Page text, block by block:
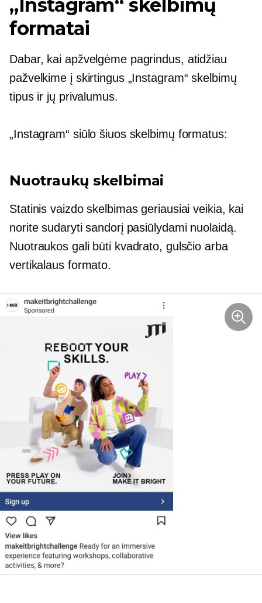
„Instagram“ skelbimų
formatai
Dabar, kai apžvelgėme pagrindus, atidžiau
pažvelkime į skirtingus „Instagram“ skelbimų
tipus ir jų privalumus.
„Instagram“ siūlo šiuos skelbimų formatus:
Nuotraukų skelbimai
Statinis vaizdo skelbimas geriausiai veikia, kai
norite sudaryti sandorį pasiūlydami nuolaidą.
Nuotraukos gali būti kvadrato, gulsčio arba
vertikalaus formato.